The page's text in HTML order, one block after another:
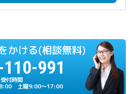
棄したケース
の認知症だったケース
991
土曜9:00～17:00